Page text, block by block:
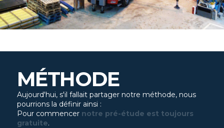
MÉTHODE
Aujourd'hui, s'il fallait partager notre méthode, nous
pourrions la définir ainsi :
Pour commencer notre pré-étude est toujours
gratuite.